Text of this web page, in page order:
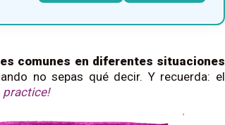
comunes en diferentes situaciones
no sepas qué decir. Y recuerda: el
practice!